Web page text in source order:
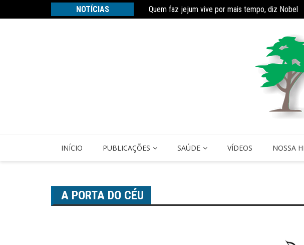
NOTÍCIAS Quem faz jejum vive por mais tempo, diz Nobel
Estudo constata que período de faculdade faz
INÍCIO PUBLICAÇÕES SAÚDE VÍDEOS NOSSA
A PORTA DO CÉU